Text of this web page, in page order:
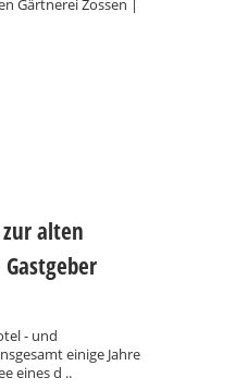
alten
- und
einige Jahre
eines d ..